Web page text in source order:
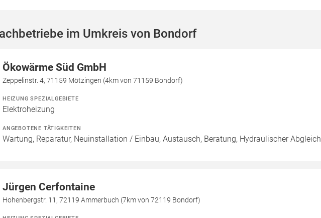
im Umkreis von Bondorf
Ökowärme Süd GmbH
Zeppelinstr. 4, 71159 Mötzingen (4km von 71159 Bondorf)
HEIZUNG SPEZIALGEBIETE
Elektroheizung
ANGEBOTENE TÄTIGKEITEN
Wartung, Reparatur, Neuinstallation / Einbau, Austausch, Beratung, Hydraulischer Abgleich
Jürgen Cerfontaine
Hohenbergstr. 11, 72119 Ammerbuch (7km von 72119 Bondorf)